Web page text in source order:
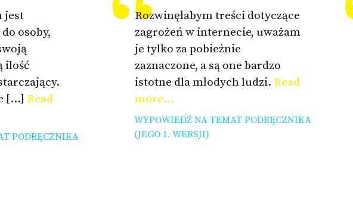
jest
osoby,
ilość
[…] Read
PODRĘCZNIKA
Rozwinęłabym treści dotyczące
zagrożeń w internecie, uważam
je tylko za pobieżnie
zaznaczone, a są one bardzo
istotne dla młodych ludzi. Read
more...
WYPOWIEDŹ NA TEMAT PODRĘCZNIKA
(JEGO 1. WERSJI)